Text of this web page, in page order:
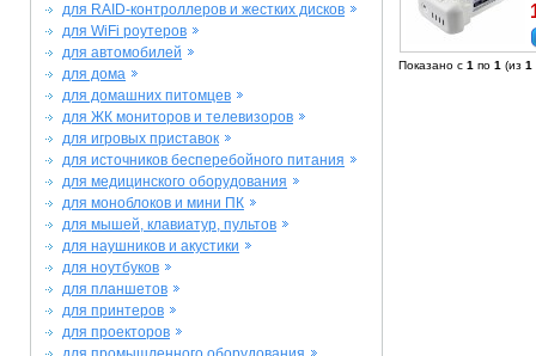
для RAID-контроллеров и жестких дисков
для WiFi роутеров
для автомобилей
для дома
для домашних питомцев
для ЖК мониторов и телевизоров
для игровых приставок
для источников бесперебойного питания
для медицинского оборудования
для моноблоков и мини ПК
для мышей, клавиатур, пультов
для наушников и акустики
для ноутбуков
для планшетов
для принтеров
для проекторов
Показано с 1 по 1 (из 1